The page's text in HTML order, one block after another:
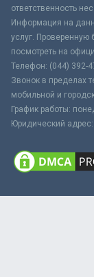
ответственность
Информация на
услуг.
посмотреть на
Телефон: (044) 392-
Звонок в пределах
мобильной и
График работы:
Юридический